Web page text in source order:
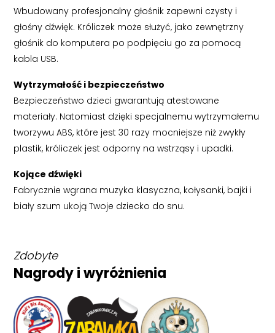
Wbudowany profesjonalny głośnik zapewni czysty i
głośny dźwięk. Króliczek może służyć, jako zewnętrzny
głośnik do komputera po podpięciu go za pomocą
kabla USB.
Wytrzymałość i bezpieczeństwo
Bezpieczeństwo dzieci gwarantują atestowane
materiały. Natomiast dzięki specjalnemu wytrzymałemu
tworzywu ABS, które jest 30 razy mocniejsze niż zwykły
plastik, króliczek jest odporny na wstrząsy i upadki.
Kojące dźwięki
Fabrycznie wgrana muzyka klasyczna, kołysanki, bajki i
biały szum ukoją Twoje dziecko do snu.
Zdobyte
Nagrody i wyróżnienia